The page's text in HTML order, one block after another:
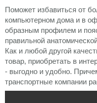
Поможет избавиться от
компьютерном дома и в
образным профилем и
правильной
Как и любой другой
товар, приобретать в
- выгодно и удобно.
транспортные компании